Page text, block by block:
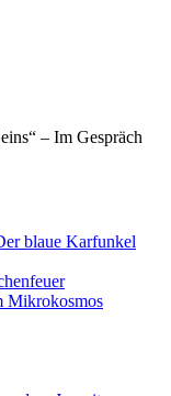
– Im Gespräch
blaue Karfunkel
Mikrokosmos